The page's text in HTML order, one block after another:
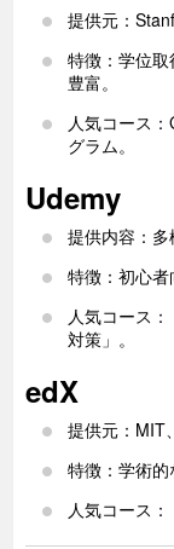
提供元：
特徴：学位
豊富。
人気コース
グラム。
Udemy
提供内容：多
特徴：初心者
人気コース
対策」。
edX
提供元：MIT
特徴：学術的
人気コース